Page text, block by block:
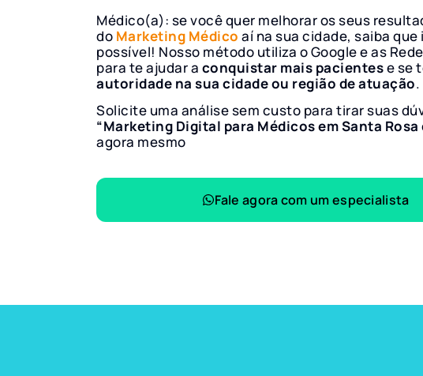
Médico(a): se você quer melhorar os seus
do Marketing Médico aí na sua cidade, saiba que
possível! Nosso método utiliza o Google e as
para te ajudar a conquistar mais pacientese se
autoridade na sua cidade ou região de atuação.
Solicite uma análise sem custo para tirar suas
“Marketing Digital para Médicos em Santa Rosa
agora mesmo
Fale agora com um especialista